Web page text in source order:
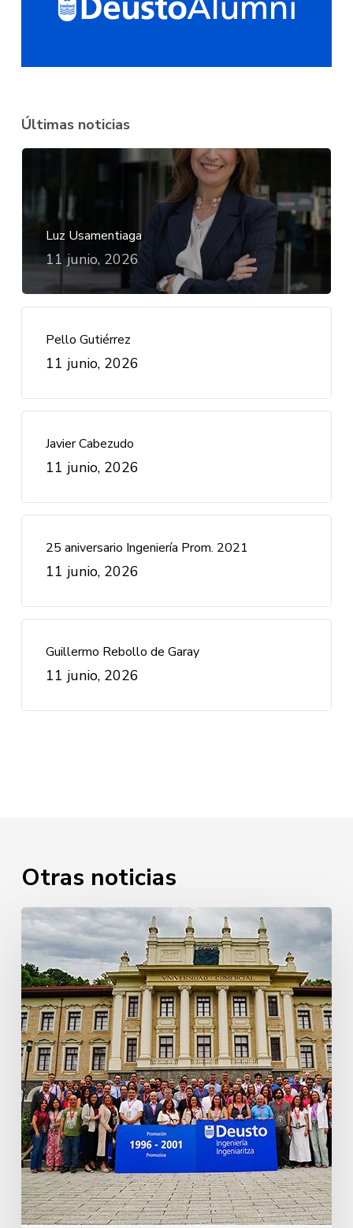
Últimas noticias
Luz Usamentiaga
11 junio, 2026
Pello Gutiérrez
11 junio, 2026
Javier Cabezudo
11 junio, 2026
25 aniversario Ingeniería Prom. 2021
11 junio, 2026
Guillermo Rebollo de Garay
11 junio, 2026
Otras noticias
25
aniversario
Ingeniería
Prom.
2021